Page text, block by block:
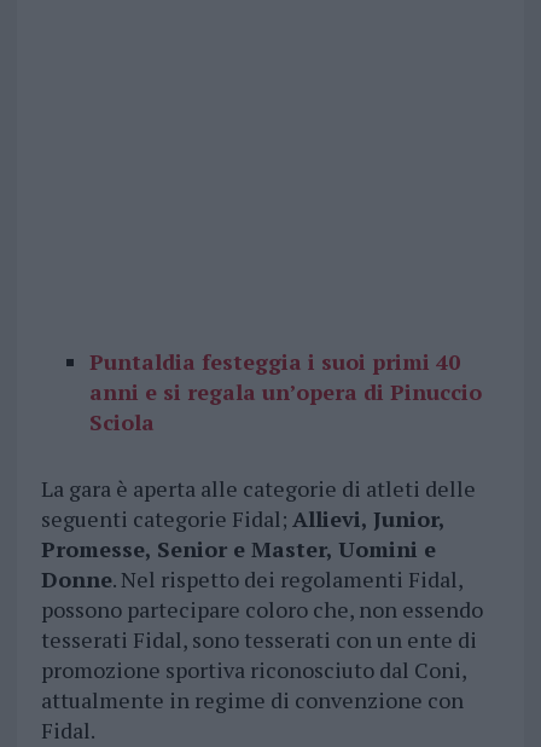
Puntaldia festeggia i suoi primi 40
anni e si regala un’opera di Pinuccio
Sciola
La gara è aperta alle categorie di atleti delle
seguenti categorie Fidal; Allievi, Junior,
Promesse, Senior e Master, Uomini e
Donne. Nel rispetto dei regolamenti Fidal,
possono partecipare coloro che, non essendo
tesserati Fidal, sono tesserati con un ente di
promozione sportiva riconosciuto dal Coni,
attualmente in regime di convenzione con
Fidal.